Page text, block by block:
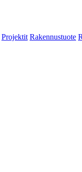
Projektit Rakennustuote